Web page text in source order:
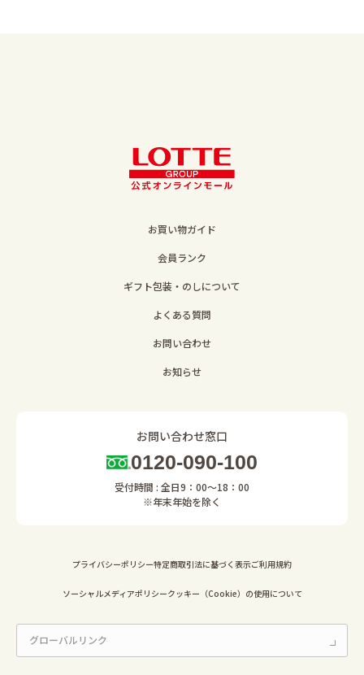
お買い物ガイド
会員ランク
ギフト包装・のしについて
よくある質問
お問い合わせ
お知らせ
お問い合わせ窓口
0120-090-100
受付時間 : 全日9：00～18：00
※年末年始を除く
プライバシーポリシー特定商取引法に基づく表示ご利用規約
ソーシャルメディアポリシークッキー（Cookie）の使用について